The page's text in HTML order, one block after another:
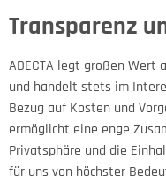
Transparenz
ADECTA legt großen
und handelt stets im
Bezug auf Kosten und
ermöglicht eine enge
Privatsphäre und die
für uns von höchster